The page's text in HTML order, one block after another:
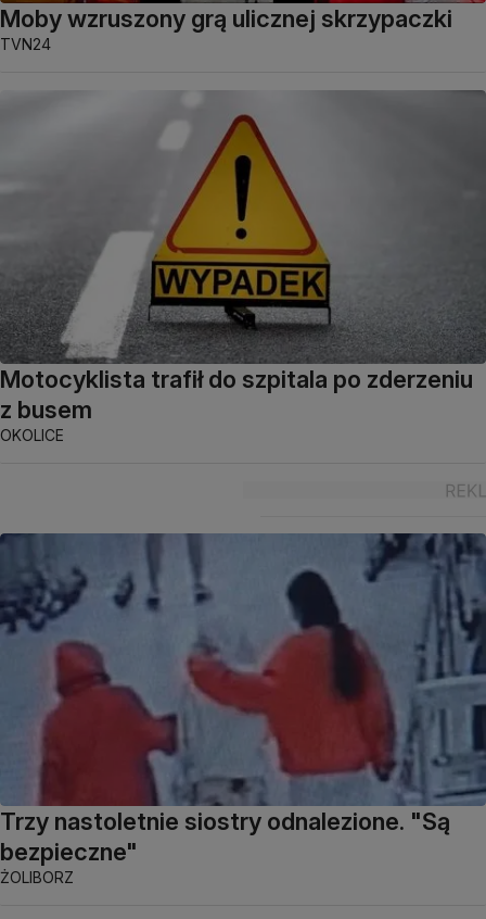
Moby wzruszony grą ulicznej skrzypaczki
TVN24
Motocyklista trafił do szpitala po zderzeniu
z busem
OKOLICE
Trzy nastoletnie siostry odnalezione. "Są
bezpieczne"
ŻOLIBORZ